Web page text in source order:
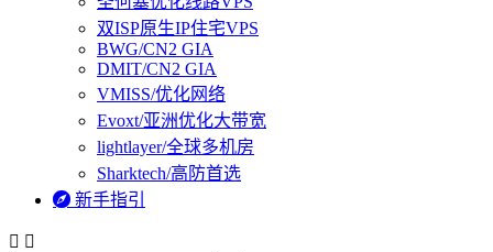
双ISP原生IP住宅VPS
BWG/CN2 GIA
DMIT/CN2 GIA
VMISS/优化网络
Evoxt/亚洲优化大带宽
lightlayer/全球多机房
Sharktech/高防首选
 新手指引
 